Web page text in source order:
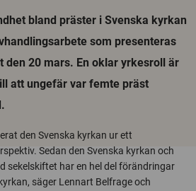
bland präster i Svenska kyrkan
som presenteras
den 20 mars. En oklar yrkesroll är
att ungefär var femte präst
den Svenska kyrkan ur ett
Sedan den Svenska kyrkan och
sekelskiftet har en hel del förändringar
säger Lennart Belfrage och